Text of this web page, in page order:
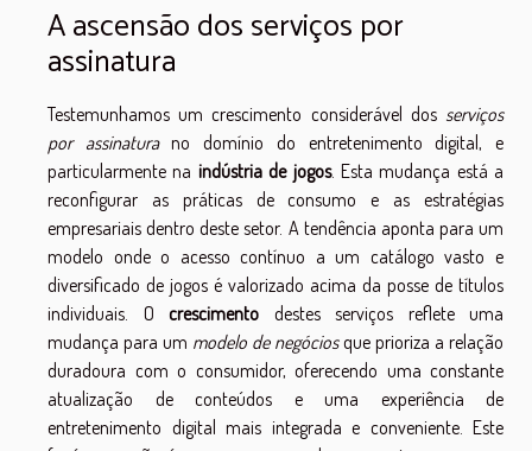
A ascensão dos serviços por
assinatura
Testemunhamos um crescimento considerável dos serviços
por assinaturano domínio do entretenimento digital, e
particularmente na indústria de jogos. Esta mudança está a
reconfigurar as práticas de consumo e as estratégias
empresariais dentro deste setor. A tendência aponta para um
modelo onde o acesso contínuo a um catálogo vasto e
diversificado de jogos é valorizado acima da posse de títulos
individuais. O crescimento destes serviços reflete uma
mudança para um modelo de negóciosque prioriza a relação
duradoura com o consumidor, oferecendo uma constante
atualização de conteúdos e uma experiência de
entretenimento digital mais integrada e conveniente. Este